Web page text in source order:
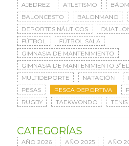
AJEDREZ
ATLETISMO
BALONCESTO
BALONMANO
DEPORTES NÁUTICOS
FÚTBOL
FÚTBOL SALA
GIMNASIA DE MANTENIMIENTO
GIMNASIA DE MANTENIMIENTO
MULTIDEPORTE
NATACIÓN
PESAS
PESCA DEPORTIVA
RUGBY
TAEKWONDO TENIS
CATEGORÍAS
AÑO 2026 AÑO 2025 AÑO